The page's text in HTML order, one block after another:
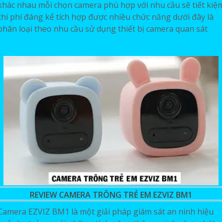
nhau mỗi chọn camera phù hợp với nhu cầu sẽ tiết
phí đáng kể tích hợp được nhiều chức năng dưới đây là
loại theo nhu cầu sử dụng thiết bị camera quan sát
REVIEW CAMERA TRÔNG TRẺ EM EZVIZ BM1
EZVIZ BM1 là một giải pháp giám sát an ninh hiệu